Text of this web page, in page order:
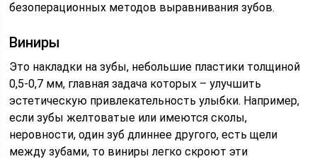
безоперационных методов выравнивания зубов.
Виниры
Это накладки на зубы, небольшие пластики толщиной
0,5-0,7 мм, главная задача которых – улучшить
эстетическую привлекательность улыбки. Например,
если зубы желтоватые или имеются сколы,
неровности, один зуб длиннее другого, есть щели
между зубами, то виниры легко скроют эти